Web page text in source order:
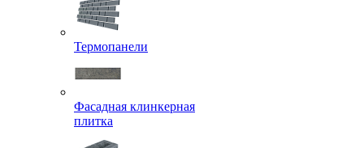
Термопанели
Фасадная клинкерная
плитка